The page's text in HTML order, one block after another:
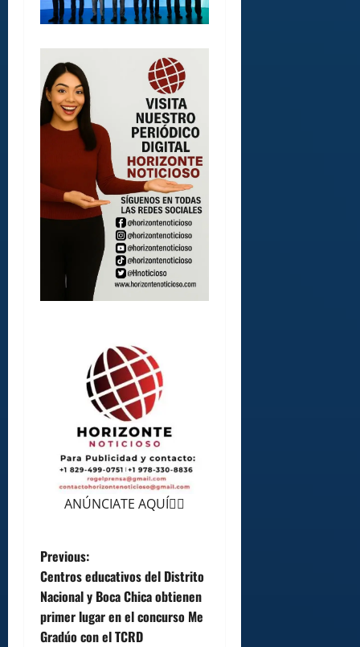
ANÚNCIATE AQUÍ👆🏻
P
o
s
Previous:
Centros educativos del Distrito
Nacional y Boca Chica obtienen
primer lugar en el concurso Me
Gradúo con el TCRD